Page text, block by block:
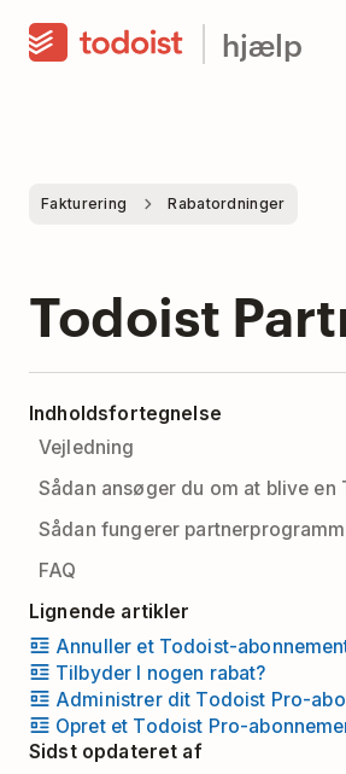
hjælp
Fakturering Rabatordninger
Todoist
Indholdsfortegnelse
Vejledning
Sådan ansøger du om at blive
Sådan fungerer
FAQ
Lignende artikler
Annuller et Todoist-
Tilbyder I nogen rabat?
Administrer dit Todoist Pro-
Opret et Todoist Pro-
Sidst opdateret af